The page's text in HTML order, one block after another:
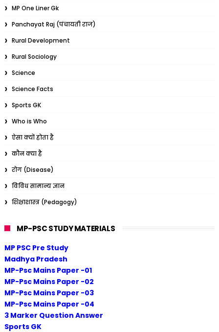
MP One Liner Gk
Panchayat Raj (पंचायती राज)
Rural Development
Rural Sociology
Science
Science Facts
Sports GK
Who is Who
ऐसा क्यों होता है
कौन क्या है
रोग (Disease)
विविध सामान्य ज्ञान
शिक्षाशास्त्र (Pedagogy)
MP-PSC STUDY MATERIALS
MP PSC Pre Study
Madhya Pradesh
MP-Psc Mains Paper -01
MP-Psc Mains Paper -02
MP-Psc Mains Paper -03
MP-Psc Mains Paper -04
3 Marker Question Answer
Sports GK